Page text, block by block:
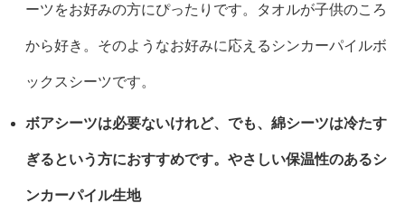
ーツをお好みの方にぴったりです。タオルが子供のころ
から好き。そのようなお好みに応えるシンカーパイルボ
ックスシーツです。
ボアシーツは必要ないけれど、でも、綿シーツは冷たす
ぎるという方におすすめです。やさしい保温性のあるシ
ンカーパイル生地